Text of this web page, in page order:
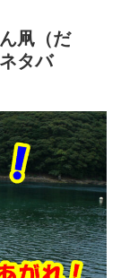
凧（だ
タバ